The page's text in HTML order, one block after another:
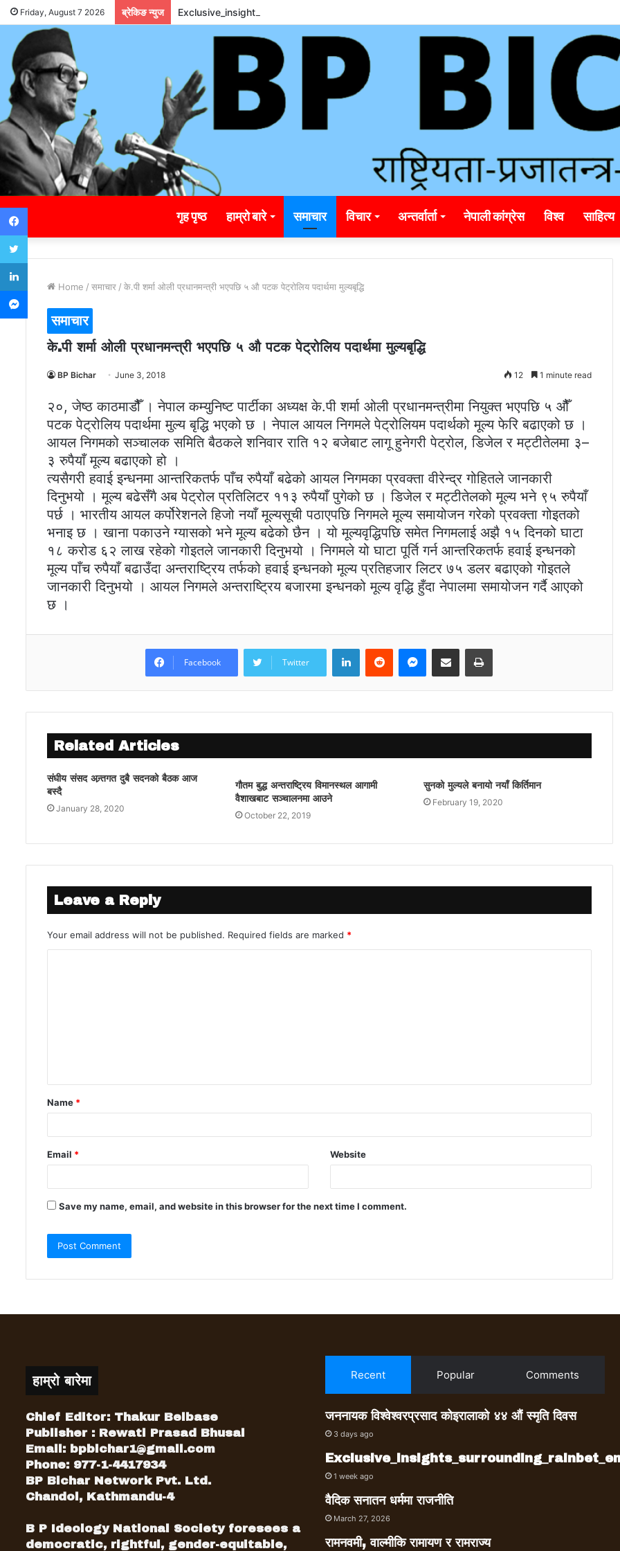
Friday, August 7 2026 ब्रेकिङ न्युज Exclusive_insights_surrounding_rainbet_empower_informed_crypto_wagering_decision
गृह पृष्ठ हाम्रो बारे समाचार विचार अन्तर्वार्ता नेपाली कांग्रेस विश्व साहित्य
Home / समाचार / के.पी शर्मा ओली प्रधानमन्त्री भएपछि ५ औ पटक पेट्रोलिय पदार्थमा मुल्यबृद्धि
समाचार
के.पी शर्मा ओली प्रधानमन्त्री भएपछि ५ औ पटक पेट्रोलिय पदार्थमा मुल्यबृद्धि
BP Bichar June 3, 2018 12 1 minute read
२०, जेष्ठ काठमाडौैँ । नेपाल कम्युनिष्ट पार्टीका अध्यक्ष के.पी शर्मा ओली प्रधानमन्त्रीमा नियुक्त भएपछि ५ औैँ
पटक पेट्रोलिय पदार्थमा मुल्य बृद्धि भएको छ । नेपाल आयल निगमले पेट्रोलियम पदार्थको मूल्य फेरि बढाएको छ ।
आयल निगमको सञ्चालक समिति बैठकले शनिवार राति १२ बजेबाट लागू हुनेगरी पेट्रोल, डिजेल र मट्टीतेलमा ३–
३ रुपैयाँ मूल्य बढाएको हो ।
त्यसैगरी हवाई इन्धनमा आन्तरिकतर्फ पाँच रुपैयाँ बढेको आयल निगमका प्रवक्ता वीरेन्द्र गोहितले जानकारी
दिनुभयो । मूल्य बढेसँगै अब पेट्रोल प्रतिलिटर ११३ रुपैयाँ पुगेको छ । डिजेल र मट्टीतेलको मूल्य भने ९५ रुपैयाँ
पर्छ । भारतीय आयल कर्पोरेशनले हिजो नयाँ मूल्यसूची पठाएपछि निगमले मूल्य समायोजन गरेको प्रवक्ता गोइतको
भनाइ छ । खाना पकाउने ग्यासको भने मूल्य बढेको छैन । यो मूल्यवृद्धिपछि समेत निगमलाई अझै १५ दिनको घाटा
१८ करोड ६२ लाख रहेको गोइतले जानकारी दिनुभयो । निगमले यो घाटा पूर्ति गर्न आन्तरिकतर्फ हवाई इन्धनको
मूल्य पाँच रुपैयाँ बढाउँदा अन्तराष्ट्रिय तर्फको हवाई इन्धनको मूल्य प्रतिहजार लिटर ७५ डलर बढाएको गोइतले
जानकारी दिनुभयो । आयल निगमले अन्तराष्ट्रिय बजारमा इन्धनको मूल्य वृद्धि हुँदा नेपालमा समायोजन गर्दै आएको
छ ।
Facebook Twitter
LinkedInReddit Messenger
Share via Email Print
Related Articles
संघीय संसद अन्र्तगत दुबै सदनको बैठक आज
बस्दै
January 28, 2020
गौतम बुद्ध अन्तराष्ट्रिय विमानस्थल आगामी
वैशाखबाट सञ्चालनमा आउने
October 22, 2019
सुनको मुल्यले बनायो नयाँ किर्तिमान
February 19, 2020
Leave a Reply
Your email address will not be published. Required fields are marked *
Name *
Email * Website
Save my name, email, and website in this browser for the next time I comment.
हाम्रो बारेमा
Chief Editor: Thakur Belbase
Publisher : Rewati Prasad Bhusal
Email: bpbichar1@gmail.com
Phone: 977-1-4417934
BP Bichar Network Pvt. Ltd.
Chandol, Kathmandu-4
B P Ideology National Society foresees a
democratic, rightful, gender-equitable,
Recent Popular Comments
जननायक विश्वेश्वरप्रसाद कोइरालाको ४४ औं स्मृति दिवस
3 days ago
1 week ago
वैदिक सनातन धर्ममा राजनीति
March 27, 2026
रामनवमी, वाल्मीकि रामायण र रामराज्य
Facebook
Twitter
LinkedIn
Messenger